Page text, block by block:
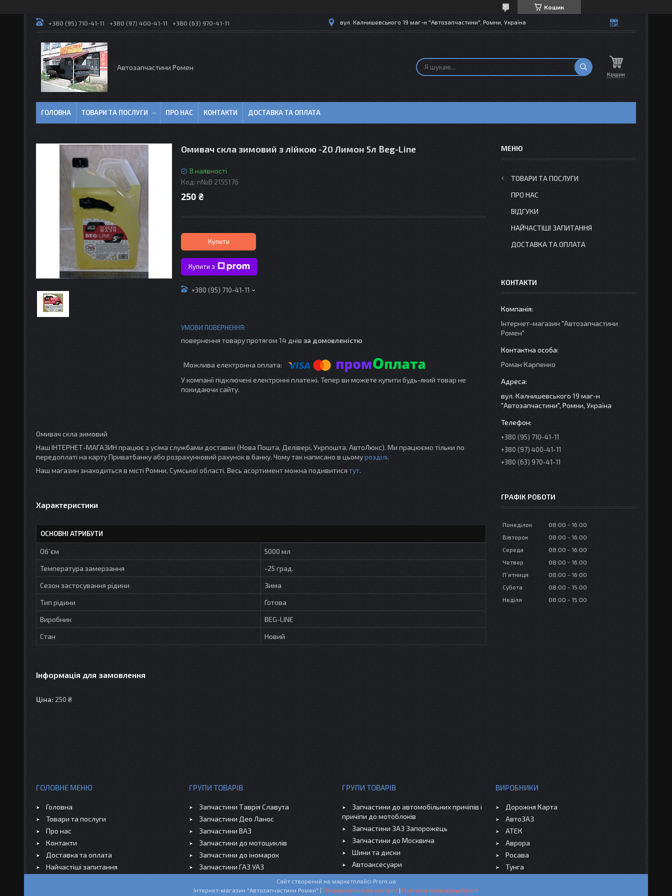
Кошик
+380 (95) 710-41-11 +380 (97) 400-41-11 +380 (63) 970-41-11 вул. Калнишевського 19 маг-н "Автозапчастини", Ромни, Україна
Автозапчастини Ромен
Кошик
ГОЛОВНА ТОВАРИ ТА ПОСЛУГИ ПРО НАС КОНТАКТИ ДОСТАВКА ТА ОПЛАТА
Омивач скла зимовий з лійкою -20 Лимон 5л Beg-Line
В наявності
Код: п№В 215517б
250 ₴
Купити
Купити з
+380 (95) 710-41-11
повернення товару протягом 14 днів за домовленістю
У компанії підключені електронні платежі. Тепер ви можете купити будь-який товар не
покидаючи сайту.
Омивач скла зимовий
Наш ІНТЕРНЕТ-МАГАЗИН працює з усіма службами доставки (Нова Пошта, Делівері, Укрпошта, АвтоЛюкс). Ми працюємо тільки по
передоплаті на карту Приватбанку або розрахунковий рахунок в банку. Чому так написано в цьомурозділі.
Наш магазин знаходиться в місті Ромни, Сумської області. Весь асортимент можна подивитися тут.
Характеристики
ОСНОВНІ АТРИБУТИ
Об`єм
5000 мл
Температура замерзання
-25 град.
Сезон застосування рідини
Зима
Тип рідини
Готова
Виробник
BEG-LINE
Стан
Новий
Інформація для замовлення
Ціна: 250 ₴
ТОВАРИ ТА ПОСЛУГИ
ПРО НАС
ВІДГУКИ
НАЙЧАСТІШІ ЗАПИТАННЯ
ДОСТАВКА ТА ОПЛАТА
КОНТАКТИ
Інтернет-магазин "Автозапчастини
Ромен"
Роман Карпенко
вул. Калнишевського 19 маг-н
"Автозапчастини", Ромни, Україна
+380 (95) 710-41-11
+380 (97) 400-41-11
+380 (63) 970-41-11
ГРАФІК РОБОТИ
Понеділок 08:00
16:00
Вівторок
08:00
16:00
Середа
08:00
16:00
Четвер
08:00
16:00
Пʼятниця
08:00
16:00
Субота
08:00
15:00
Неділя
08:00 15:00
ГОЛОВНЕ МЕНЮ
Головна
Товари та послуги
Про нас
Контакти
Доставка та оплата
Найчастіші запитання
ГРУПИ ТОВАРІВ
Запчастини Таврія Славута
Запчастини Део Ланос
Запчастини ВАЗ
Запчастини до мотоциклів
Запчастини до іномарок
Запчастини ГАЗ УАЗ
ГРУПИ ТОВАРІВ
Запчастини до автомобільних причіпів і
причіпи до мотоблоків
Запчастини ЗАЗ Запорожець
Запчастини до Москвича
Шини та диски
Автоаксесуари
ВИРОБНИКИ
Дорожня Карта
АвтоЗАЗ
АТЕК
Аврора
Росава
Тунга
Сайт створений на маркетплейсі Prom.ua
Інтернет-магазин "Автозапчастини Ромен" | Поскаржитися на контент | Політика конфіденційності